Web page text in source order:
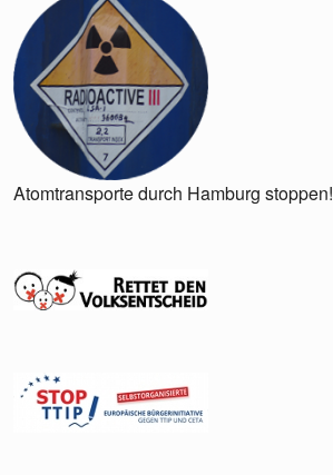
Atomtransporte durch Hamburg stoppen!